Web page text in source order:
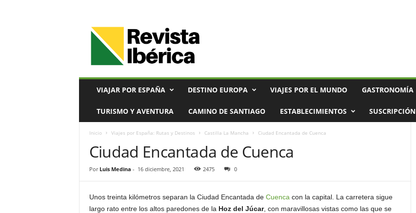
VIAJAR POR ESPAÑA DESTINO EUROPA VIAJES POR EL MUNDO GASTRONOMÍA
TURISMO Y AVENTURA CAMINO DE SANTIAGO ESTABLECIMIENTOS SUSCRIPCIÓN
Inicio Viajes por España: Rutas y Destinos Castilla La Mancha Ciudad Encantada de Cuenca
Ciudad Encantada de Cuenca
Por Luis Medina - 16 diciembre, 2021 2475 0
Unos treinta kilómetros separan la Ciudad Encantada de Cuenca con la capital. La carretera sigue
largo rato entre los altos paredones de la Hoz del Júcar, con maravillosas vistas como las que se